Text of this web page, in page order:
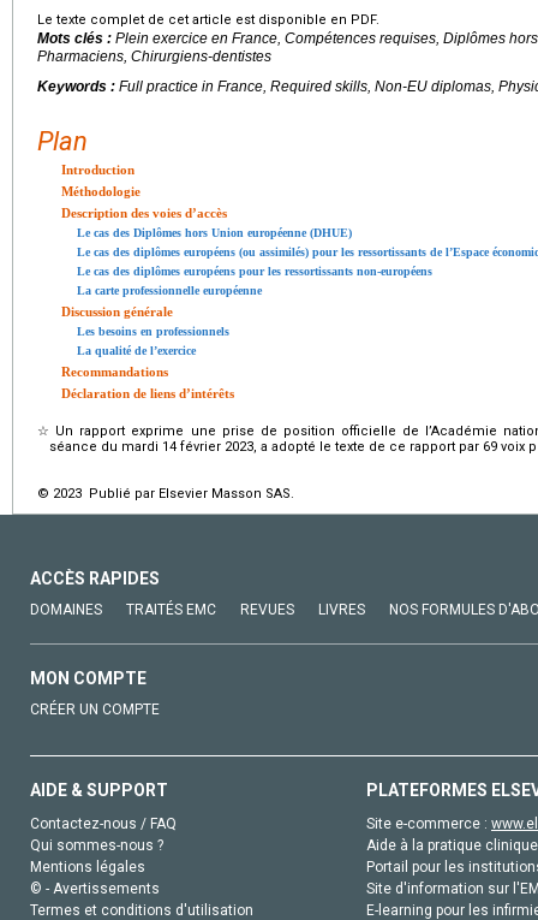
Le texte complet de cet article est disponible en PDF.
Mots clés : Plein exercice en France, Compétences requises, Diplômes
Pharmaciens, Chirurgiens-dentistes
Keywords : Full practice in France, Required skills, Non-EU diplomas,
Plan
Introduction
Méthodologie
Description des voies d’accès
Le cas des Diplômes hors Union européenne (DHUE)
Le cas des diplômes européens (ou assimilés) pour les ressortissants de l’Espace
Le cas des diplômes européens pour les ressortissants non-européens
La carte professionnelle européenne
Discussion générale
Les besoins en professionnels
La qualité de l’exercice
Recommandations
Déclaration de liens d’intérêts
☆ Un rapport exprime une prise de position officielle de l’Académie
séance du mardi 14 février 2023, a adopté le texte de ce rapport par 69 voix
© 2023 Publié par Elsevier Masson SAS.
ACCÈS RAPIDES
DOMAINES TRAITÉS EMC REVUES LIVRES NOS FORMULES
MON COMPTE
CRÉER UN COMPTE
AIDE & SUPPORT
Contactez-nous / FAQ
Qui sommes-nous ?
Mentions légales
© - Avertissements
Termes et conditions d'utilisation
PLATEFORMES
Site e-commerce :
Aide à la pratique
Portail pour les
Site d'information sur
E-learning pour les